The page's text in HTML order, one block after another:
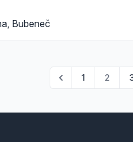
Bubeneč
1 2